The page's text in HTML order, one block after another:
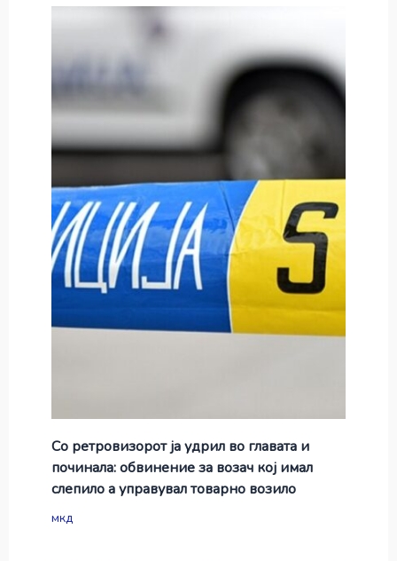
Со ретровизорот ја удрил во главата и
починала: обвинение за возач кој имал
слепило а управувал товарно возило
мкд